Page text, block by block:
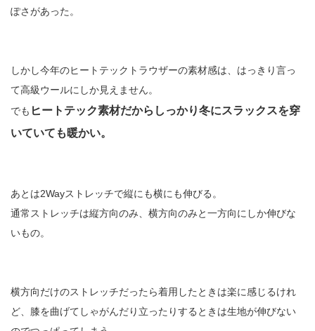
ぽさがあった。
しかし今年のヒートテックトラウザーの素材感は、はっきり言っ
て高級ウールにしか見えません。
でも ヒートテック素材だからしっかり冬にスラックスを穿
いていても暖かい。
あとは2Wayストレッチで縦にも横にも伸びる。
通常ストレッチは縦方向のみ、横方向のみと一方向にしか伸びな
いもの。
横方向だけのストレッチだったら着用したときは楽に感じるけれ
ど、膝を曲げてしゃがんだり立ったりするときは生地が伸びない